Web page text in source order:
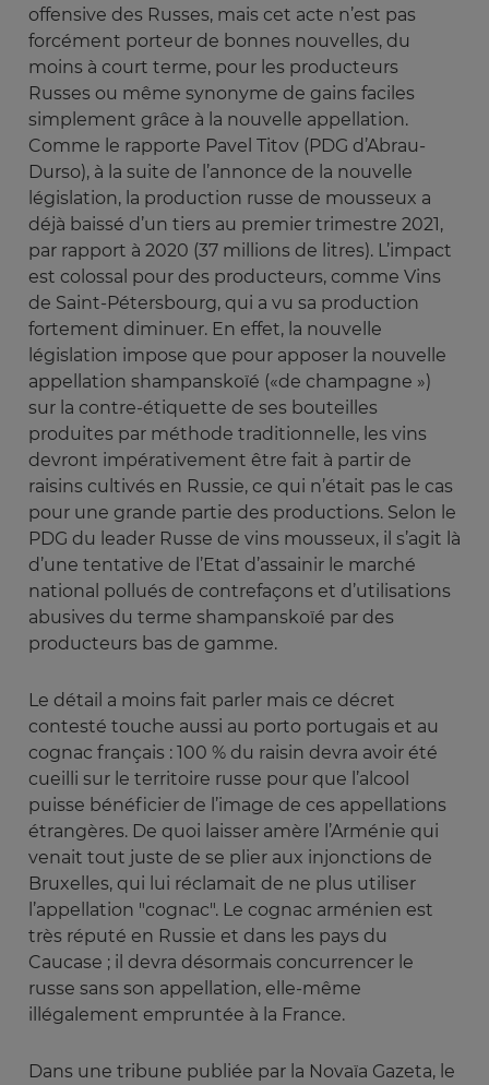
offensive des Russes, mais cet acte n’est pas
forcément porteur de bonnes nouvelles, du
moins à court terme, pour les producteurs
Russes ou même synonyme de gains faciles
simplement grâce à la nouvelle appellation.
Comme le rapporte Pavel Titov (PDG d’Abrau-
Durso), à la suite de l’annonce de la nouvelle
législation, la production russe de mousseux a
déjà baissé d’un tiers au premier trimestre 2021,
par rapport à 2020 (37 millions de litres). L’impact
est colossal pour des producteurs, comme Vins
de Saint-Pétersbourg, qui a vu sa production
fortement diminuer. En effet, la nouvelle
législation impose que pour apposer la nouvelle
appellation shampanskoïé («de champagne »)
sur la contre-étiquette de ses bouteilles
produites par méthode traditionnelle, les vins
devront impérativement être fait à partir de
raisins cultivés en Russie, ce qui n’était pas le cas
pour une grande partie des productions. Selon le
PDG du leader Russe de vins mousseux, il s’agit là
d’une tentative de l’Etat d’assainir le marché
national pollués de contrefaçons et d’utilisations
abusives du terme shampanskoïé par des
producteurs bas de gamme.
Le détail a moins fait parler mais ce décret
contesté touche aussi au porto portugais et au
cognac français : 100 % du raisin devra avoir été
cueilli sur le territoire russe pour que l’alcool
puisse bénéficier de l’image de ces appellations
étrangères. De quoi laisser amère l’Arménie qui
venait tout juste de se plier aux injonctions de
Bruxelles, qui lui réclamait de ne plus utiliser
l’appellation "cognac". Le cognac arménien est
très réputé en Russie et dans les pays du
Caucase ; il devra désormais concurrencer le
russe sans son appellation, elle-même
illégalement empruntée à la France.
Dans une tribune publiée par la Novaïa Gazeta, le